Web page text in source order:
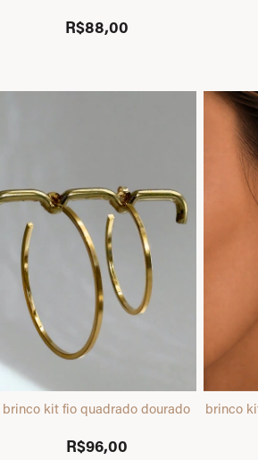
R$88,00
brinco kit fio quadrado dourado
R$96,00
brinco